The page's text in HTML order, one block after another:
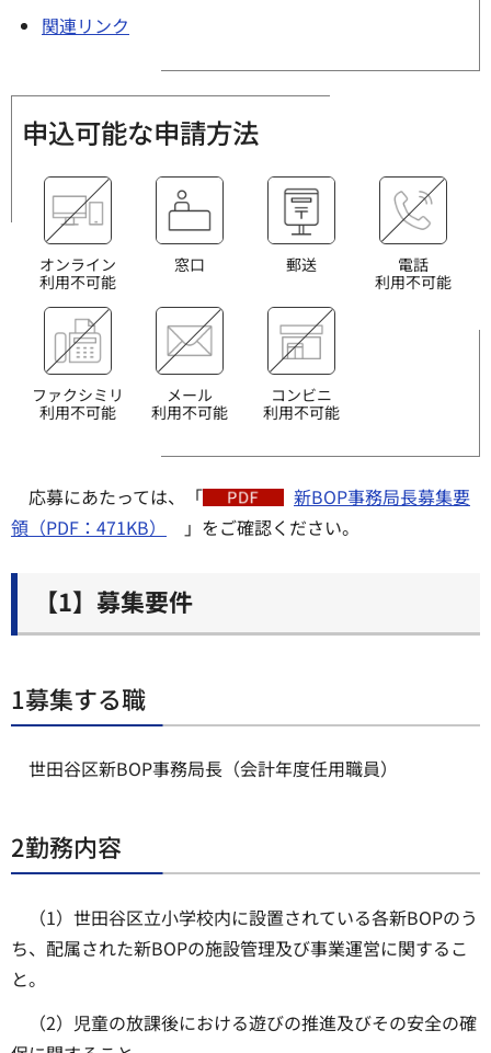
関連リンク
申込可能な申請方法
オンライン
利用不可能
窓口 郵送
電話
利用不可能
ファクシミリ
利用不可能
メール
利用不可能
コンビニ
利用不可能
応募にあたっては、「
新BOP事務局長募集要
領（PDF：471KB）
」をご確認ください。
【1】募集要件
1募集する職
世田谷区新BOP事務局長（会計年度任用職員）
2勤務内容
（1）世田谷区立小学校内に設置されている各新BOPのう
ち、配属された新BOPの施設管理及び事業運営に関するこ
と。
（2）児童の放課後における遊びの推進及びその安全の確